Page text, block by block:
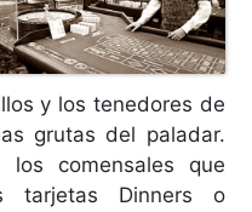
y los tenedores de
grutas del paladar.
comensales que
tarjetas Dinners o